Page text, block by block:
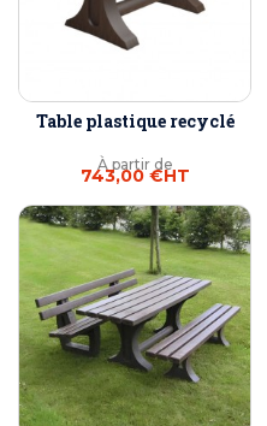
Table plastique recyclé
À partir de
743,00 €HT